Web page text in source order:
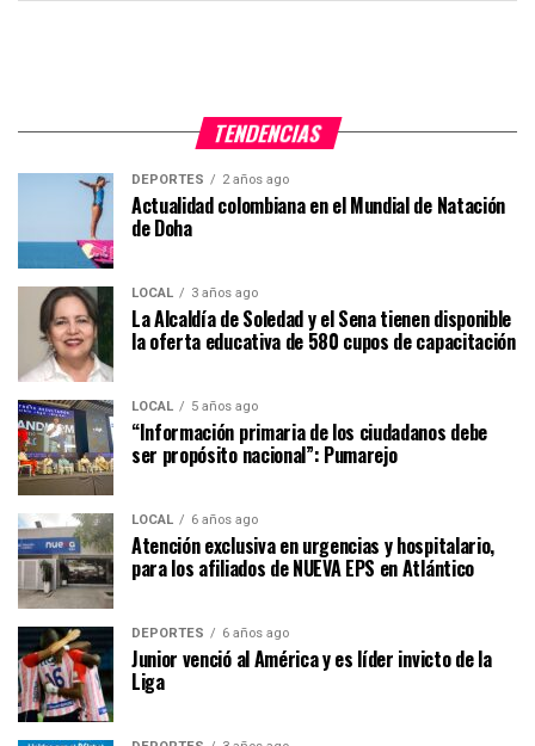
TENDENCIAS
DEPORTES 2 años ago
Actualidad colombiana en el Mundial de Natación
de Doha
LOCAL 3 años ago
La Alcaldía de Soledad y el Sena tienen disponible
la oferta educativa de 580 cupos de capacitación
LOCAL 5 años ago
“Información primaria de los ciudadanos debe
ser propósito nacional”: Pumarejo
LOCAL 6 años ago
Atención exclusiva en urgencias y hospitalario,
para los afiliados de NUEVA EPS en Atlántico
DEPORTES 6 años ago
Junior venció al América y es líder invicto de la
Liga